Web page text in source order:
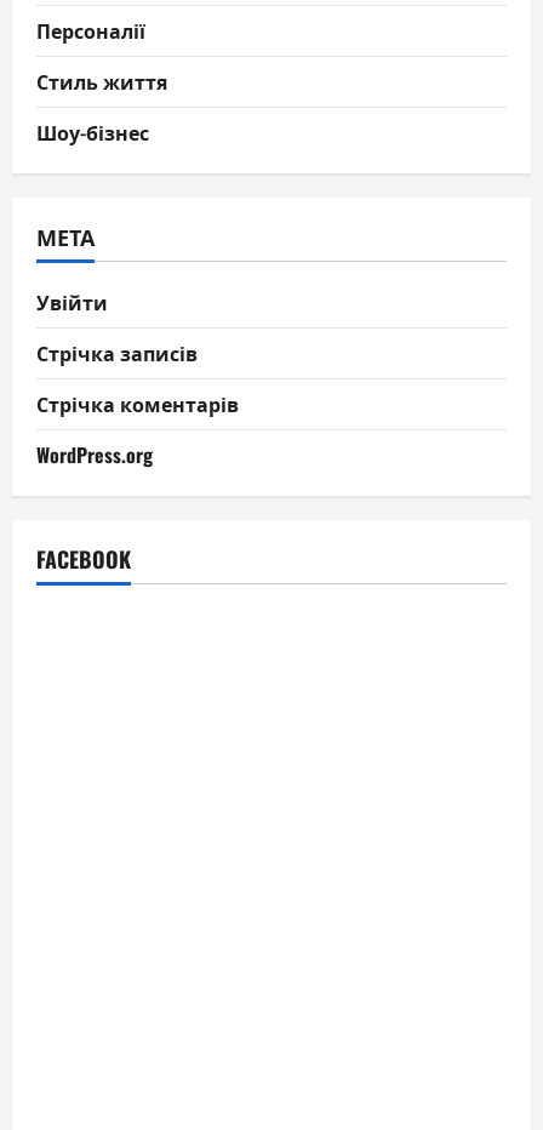
Персоналії
Стиль життя
Шоу-бізнес
МЕТА
Увійти
Стрічка записів
Стрічка коментарів
WordPress.org
FACEBOOK